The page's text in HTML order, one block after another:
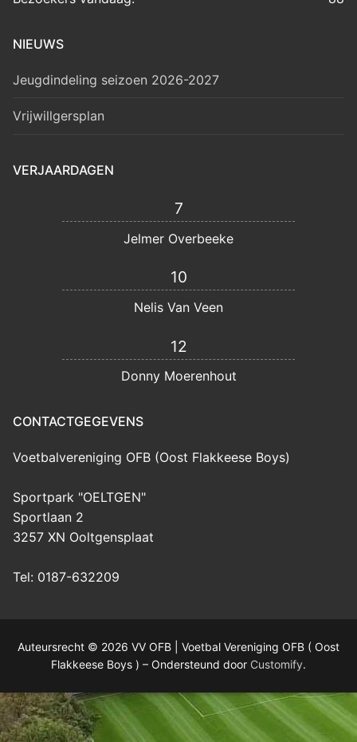
NIEUWS
Jeugdindeling seizoen 2026-2027
Vrijwillgersplan
VERJAARDAGEN
7
Jelmer Overbeeke
10
Nelis Van Veen
12
Donny Moerenhout
CONTACTGEGEVENS
Voetbalvereniging OFB (Oost Flakkeese Boys)
Sportpark "OELTGEN"
Sportlaan 2
3257 XN Ooltgensplaat
Tel: 0187-632209
Auteursrecht © 2026 VV OFB | Voetbal Vereniging OFB ( Oost
Flakkeese Boys ) – Ondersteund door Customify.